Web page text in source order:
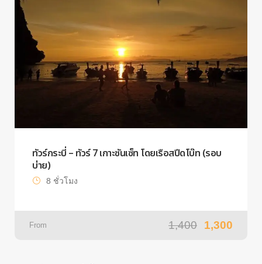
ทัวร์กระบี่ – ทัวร์ 7 เกาะซันเซ็ท โดยเรือสปีดโบ๊ท (รอบ
บ่าย)
8 ชั่วโมง
From 1,400 1,300